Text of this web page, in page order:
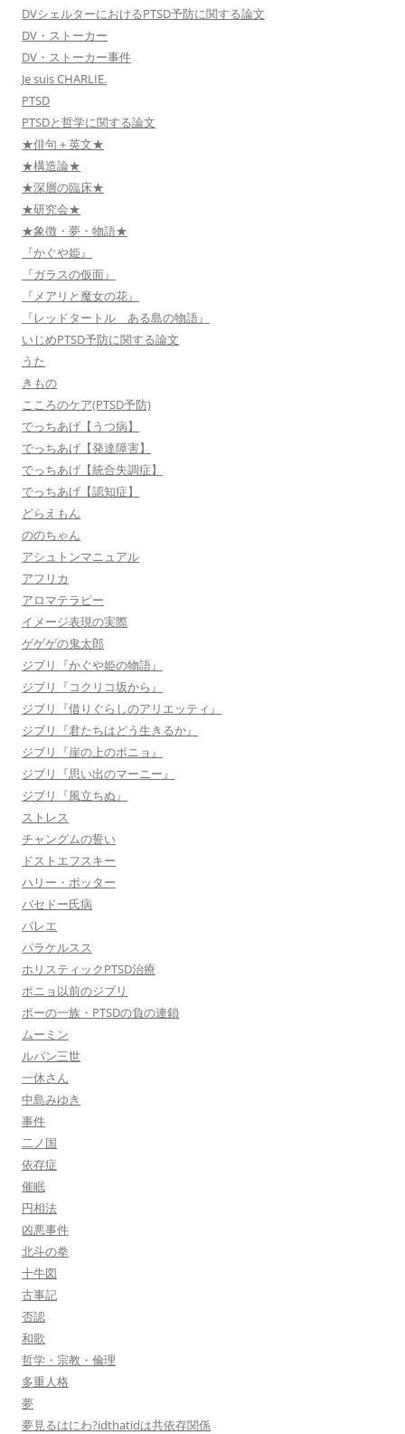
DVシェルターにおけるPTSD予防に関する論文
DV・ストーカー
DV・ストーカー事件
Je suis CHARLIE.
PTSD
PTSDと哲学に関する論文
★俳句＋英文★
★構造論★
★深層の臨床★
★研究会★
★象徴・夢・物語★
『かぐや姫』
『ガラスの仮面』
『メアリと魔女の花』
『レッドタートル ある島の物語』
いじめPTSD予防に関する論文
うた
きもの
こころのケア(PTSD予防)
でっちあげ【うつ病】
でっちあげ【発達障害】
でっちあげ【統合失調症】
でっちあげ【認知症】
どらえもん
ののちゃん
アシュトンマニュアル
アフリカ
アロマテラピー
イメージ表現の実際
ゲゲゲの鬼太郎
ジブリ『かぐや姫の物語』
ジブリ『コクリコ坂から』
ジブリ『借りぐらしのアリエッティ』
ジブリ『君たちはどう生きるか』
ジブリ『崖の上のポニョ』
ジブリ『思い出のマーニー』
ジブリ『風立ちぬ』
ストレス
チャングムの誓い
ドストエフスキー
ハリー・ポッター
バセドー氏病
バレエ
パラケルスス
ホリスティックPTSD治療
ポニョ以前のジブリ
ポーの一族・PTSDの負の連鎖
ムーミン
ルパン三世
一休さん
中島みゆき
事件
二ノ国
依存症
催眠
円相法
凶悪事件
北斗の拳
十牛図
古事記
否認
和歌
哲学・宗教・倫理
多重人格
夢
夢見るはにわ?idthatidは共依存関係